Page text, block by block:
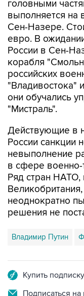
Сен-Назере.
евро. В
России в Сен-
корабля
российских
"Владивостока"
они обучались
"Мистраль".
Действующие в
невыполнение
в сфере военно-
Ряд стран
неоднократно
решения не
Владимир Путин
Подписаться на
Получать